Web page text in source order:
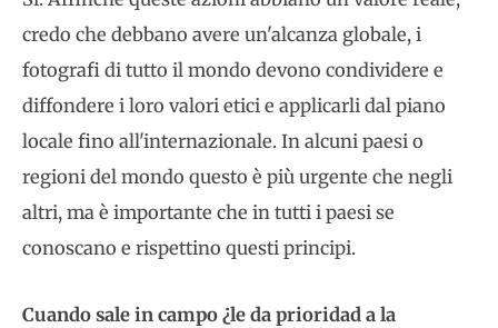
credo che debbano avere un'alcanza globale, i
fotografi di tutto il mondo devono condividere e
diffondere i loro valori etici e applicarli dal piano
locale fino all'internazionale. In alcuni paesi o
regioni del mondo questo è più urgente che negli
altri, ma è importante che in tutti i paesi se
conoscano e rispettino questi principi.
Cuando sale in campo ¿le da prioridad a la